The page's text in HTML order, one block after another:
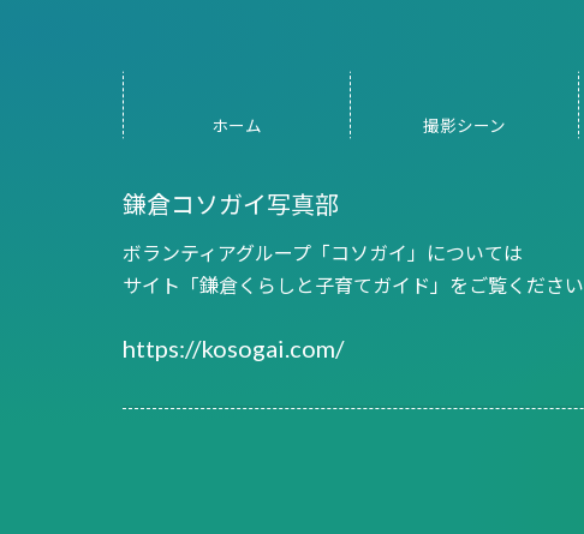
ホーム 撮影シーン
鎌倉コソガイ写真部
ボランティアグループ「コソガイ」については
サイト「鎌倉くらしと子育てガイド」をご覧ください
https://kosogai.com/